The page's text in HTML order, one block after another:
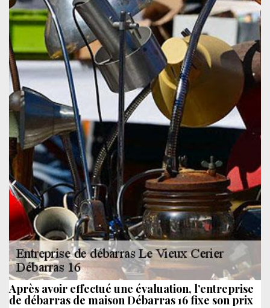
Après avoir effectué une évaluation, l’entreprise
de débarras de maison Débarras 16 fixe son prix